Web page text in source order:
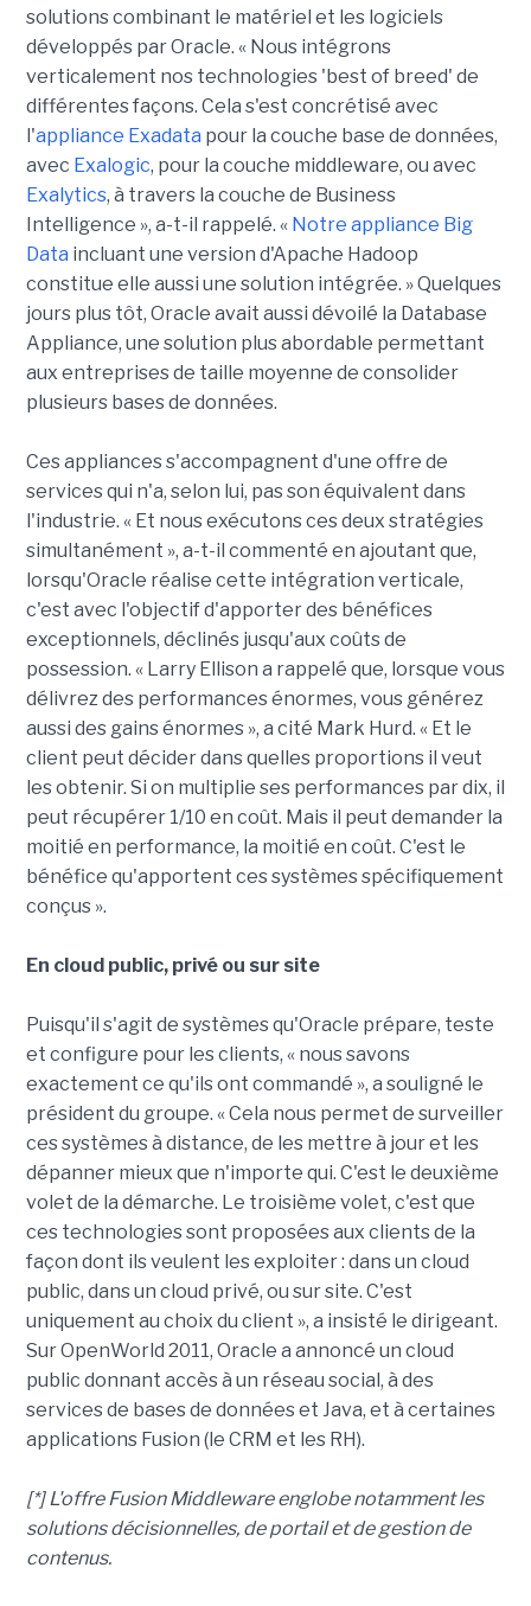
solutions combinant le matériel et les logiciels
développés par Oracle. « Nous intégrons
verticalement nos technologies 'best of breed' de
différentes façons. Cela s'est concrétisé avec
l'appliance Exadata pour la couche base de données,
avec Exalogic, pour la couche middleware, ou avec
Exalytics, à travers la couche de Business
Intelligence », a-t-il rappelé. « Notre appliance Big
Data incluant une version d'Apache Hadoop
constitue elle aussi une solution intégrée. » Quelques
jours plus tôt, Oracle avait aussi dévoilé la Database
Appliance, une solution plus abordable permettant
aux entreprises de taille moyenne de consolider
plusieurs bases de données.
Ces appliances s'accompagnent d'une offre de
services qui n'a, selon lui, pas son équivalent dans
l'industrie. « Et nous exécutons ces deux stratégies
simultanément », a-t-il commenté en ajoutant que,
lorsqu'Oracle réalise cette intégration verticale,
c'est avec l'objectif d'apporter des bénéfices
exceptionnels, déclinés jusqu'aux coûts de
possession. « Larry Ellison a rappelé que, lorsque vous
délivrez des performances énormes, vous générez
aussi des gains énormes », a cité Mark Hurd. « Et le
client peut décider dans quelles proportions il veut
les obtenir. Si on multiplie ses performances par dix, il
peut récupérer 1/10 en coût. Mais il peut demander la
moitié en performance, la moitié en coût. C'est le
bénéfice qu'apportent ces systèmes spécifiquement
conçus ».
En cloud public, privé ou sur site
Puisqu'il s'agit de systèmes qu'Oracle prépare, teste
et configure pour les clients, « nous savons
exactement ce qu'ils ont commandé », a souligné le
président du groupe. « Cela nous permet de surveiller
ces systèmes à distance, de les mettre à jour et les
dépanner mieux que n'importe qui. C'est le deuxième
volet de la démarche. Le troisième volet, c'est que
ces technologies sont proposées aux clients de la
façon dont ils veulent les exploiter : dans un cloud
public, dans un cloud privé, ou sur site. C'est
uniquement au choix du client », a insisté le dirigeant.
Sur OpenWorld 2011, Oracle a annoncé un cloud
public donnant accès à un réseau social, à des
services de bases de données et Java, et à certaines
applications Fusion (le CRM et les RH).
[*] L'offre Fusion Middleware englobe notamment les
solutions décisionnelles, de portail et de gestion de
contenus.